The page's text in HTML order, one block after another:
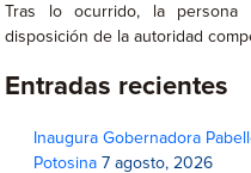
Tras lo ocurrido, la
disposición de la autoridad
Entradas recientes
Inaugura Gobernadora
Potosina 7 agosto, 2026